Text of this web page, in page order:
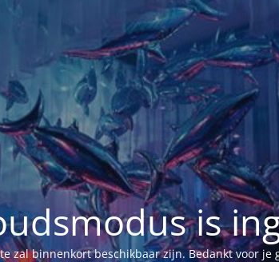
is
zal binnenkort beschikbaar zijn. Bedankt voor je